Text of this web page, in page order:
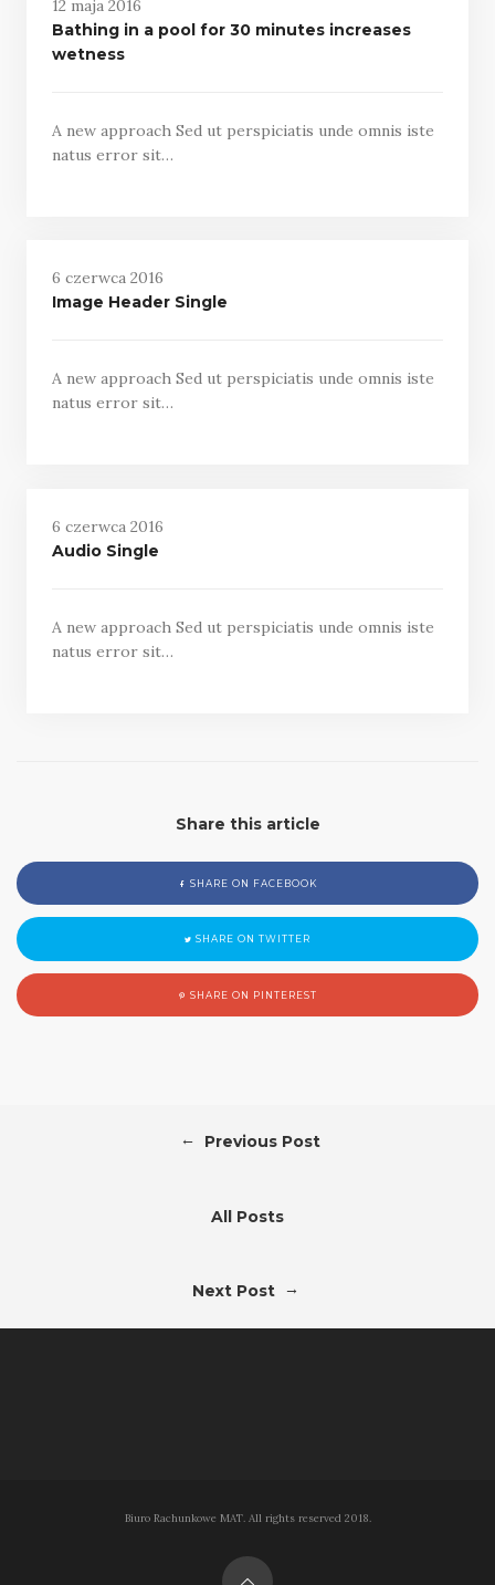
12 maja 2016
Bathing in a pool for 30 minutes increases
wetness
A new approach Sed ut perspiciatis unde omnis iste
natus error sit…
6 czerwca 2016
Image Header Single
A new approach Sed ut perspiciatis unde omnis iste
natus error sit…
6 czerwca 2016
Audio Single
A new approach Sed ut perspiciatis unde omnis iste
natus error sit…
Share this article
SHARE ON FACEBOOK
SHARE ON TWITTER
SHARE ON PINTEREST
← Previous Post
All Posts
Next Post →
Biuro Rachunkowe MAT. All rights reserved 2018.